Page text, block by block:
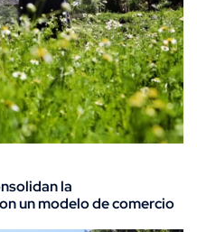
la
un modelo de comercio